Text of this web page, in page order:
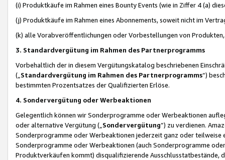
(i) Produktkäufe im Rahmen eines Bounty Events (wie in Ziffer 4 (a)
(j) Produktkäufe im Rahmen eines Abonnements, soweit nicht im
(k) alle Vorabveröffentlichungen oder Vorbestellungen von
3. Standardvergütung im Rahmen des Partnerprogramms
Vorbehaltlich der in diesem Vergütungskatalog beschriebenen
(„ Standardvergütung im Rahmen des Partnerprogramms“)
bestimmten Prozentsatzes der Qualifizierten Erlöse.
4. Sondervergütung oder Werbeaktionen
Gelegentlich können wir Sonderprogramme oder Werbeaktionen
oder alternative Vergütung („ Sondervergütung”) zu verdienen.
Sonderprogramme oder Werbeaktionen jederzeit ganz oder
Sonderprogramme oder Werbeaktionen (auch Sonderprogramme
Produktverkäufen kommt) disqualifizierende Ausschlusstatbestände,